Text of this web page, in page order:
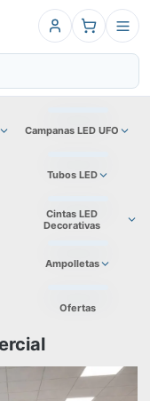
Campanas LED UFO
Tubos LED
Cintas LED
Decorativas
Ampolletas
Ofertas